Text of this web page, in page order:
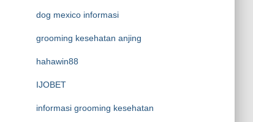
dog mexico informasi
grooming kesehatan anjing
hahawin88
IJOBET
informasi grooming kesehatan